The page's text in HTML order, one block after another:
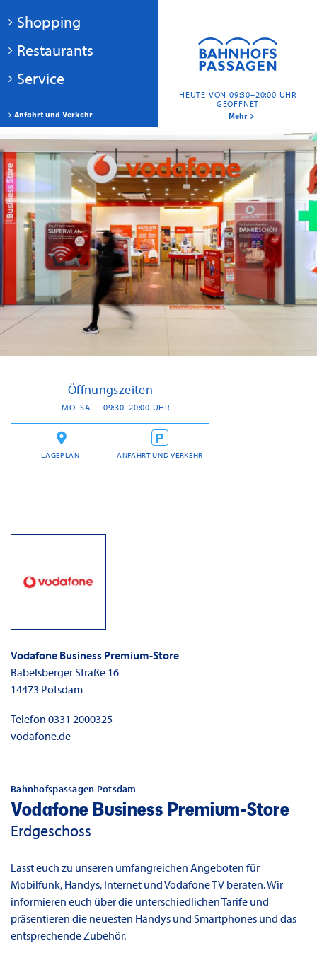
HEUTE VON 09:30–20:00 UHR
GEÖFFNET
Mehr
Anfahrt und Verkehr
Shopping
Restaurants
Service
Öffnungszeiten
MO–SA 09:30–20:00 UHR
LAGEPLAN ANFAHRT UND VERKEHR
Vodafone Business Premium-Store
Babelsberger Straße 16
14473 Potsdam
Telefon 0331 2000325
vodafone.de
Bahnhofspassagen Potsdam
Vodafone Business Premium-Store
Erdgeschoss
Lasst euch zu unseren umfangreichen Angeboten für
Mobilfunk, Handys, Internet und Vodafone TV beraten. Wir
informieren euch über die unterschiedlichen Tarife und
präsentieren die neuesten Handys und Smartphones und das
entsprechende Zubehör.